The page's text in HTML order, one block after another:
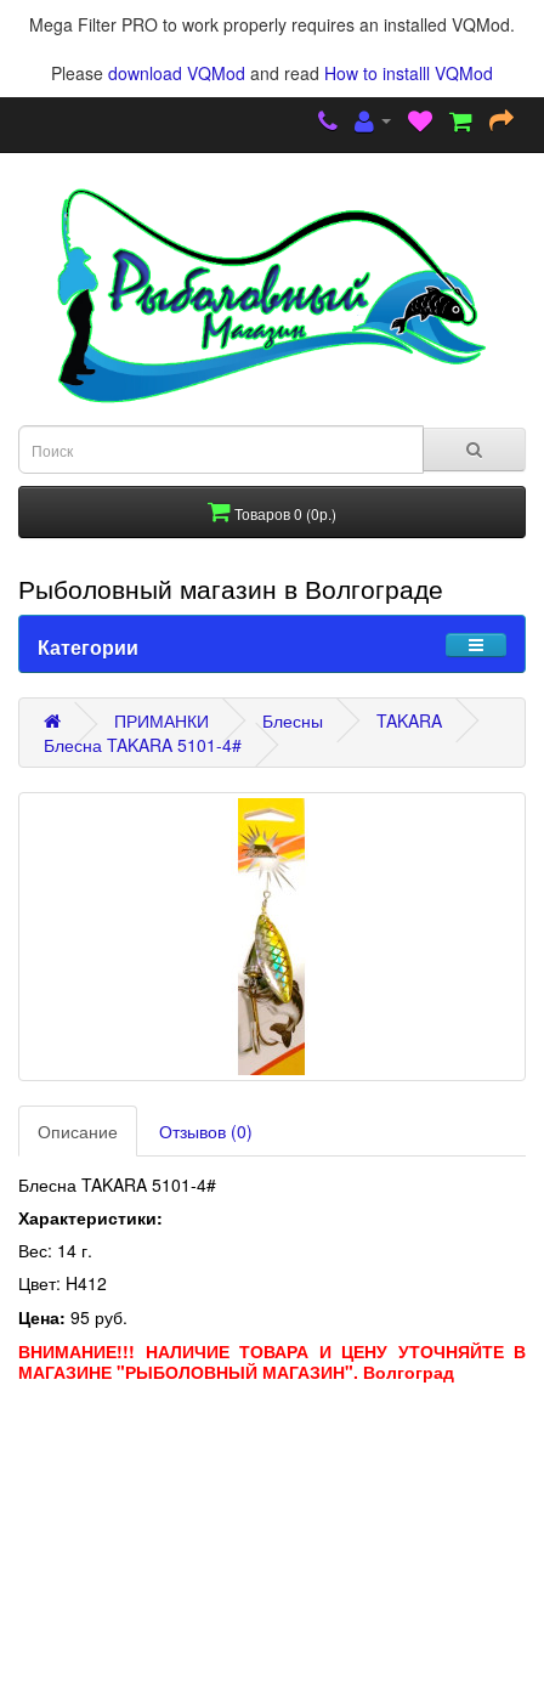
Mega Filter PRO to work properly requires an installed VQMod.
Please download VQMod and read How to installl VQMod
Товаров 0 (0р.)
Рыболовный магазин в Волгограде
Категории
ПРИМАНКИ Блесны
TAKARA
Блесна TAKARA 5101-4#
Описание Отзывов (0)
Блесна TAKARA 5101-4#
Характеристики:
Вес: 14 г.
Цвет: H412
Цена: 95 руб.
ВНИМАНИЕ!!! НАЛИЧИЕ ТОВАРА И ЦЕНУ УТОЧНЯЙТЕ В
МАГАЗИНЕ "РЫБОЛОВНЫЙ МАГАЗИН". Волгоград